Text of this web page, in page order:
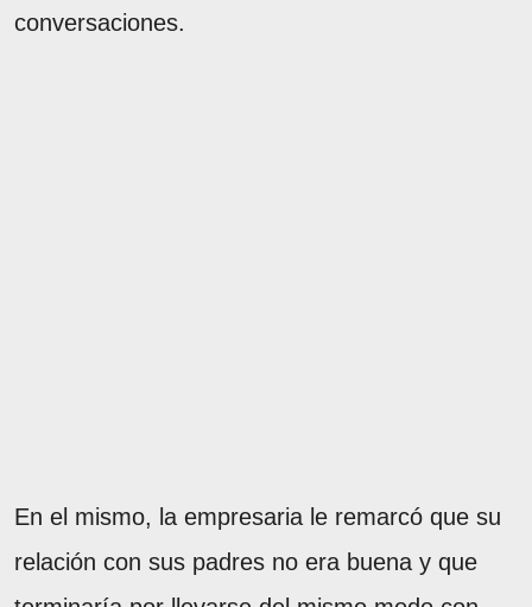
conversaciones.
En el mismo, la empresaria le remarcó que su
relación con sus padres no era buena y que